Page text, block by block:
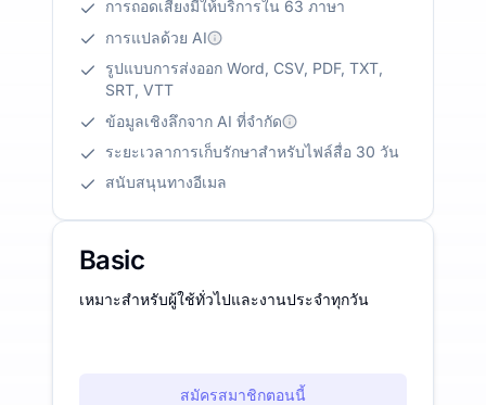
การถอดเสียงมีให้บริการใน 63 ภาษา
การแปลด้วย AI
รูปแบบการส่งออก Word, CSV, PDF, TXT,
SRT, VTT
ข้อมูลเชิงลึกจาก AI ที่จำกัด
ระยะเวลาการเก็บรักษาสำหรับไฟล์สื่อ 30 วัน
สนับสนุนทางอีเมล
Basic
เหมาะสำหรับผู้ใช้ทั่วไปและงานประจำทุกวัน
สมัครสมาชิกตอนนี้